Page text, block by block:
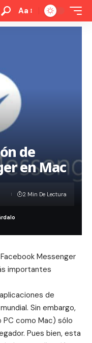
Aa
de
en Mac
2 Min De Lectura
Messenger
importantes
de
Sin embargo,
como Mac) sólo
. Pues bien, esta